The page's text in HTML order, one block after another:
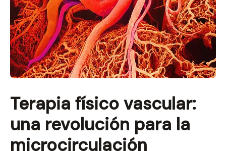
Terapia físico vascular:
una revolución para la
microcirculación